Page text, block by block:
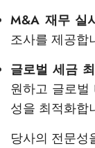
M&A 재무 실
조사를 제공합
글로벌 세금
원하고 글로
성을 최적화합
당사의 전문성